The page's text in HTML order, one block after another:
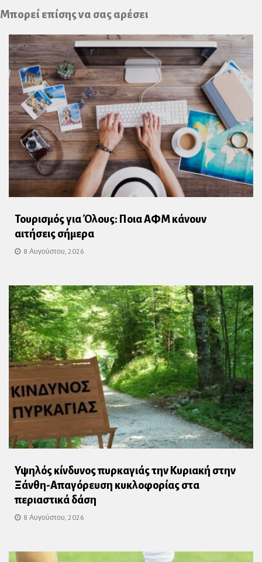
Plus
Μπορεί επίσης να σας αρέσει
Τουρισμός για Όλους: Ποια ΑΦΜ κάνουν
αιτήσεις σήμερα
8 Αυγούστου, 2026
Υψηλός κίνδυνος πυρκαγιάς την Κυριακή στην
Ξάνθη-Απαγόρευση κυκλοφορίας στα
περιαστικά δάση
8 Αυγούστου, 2026